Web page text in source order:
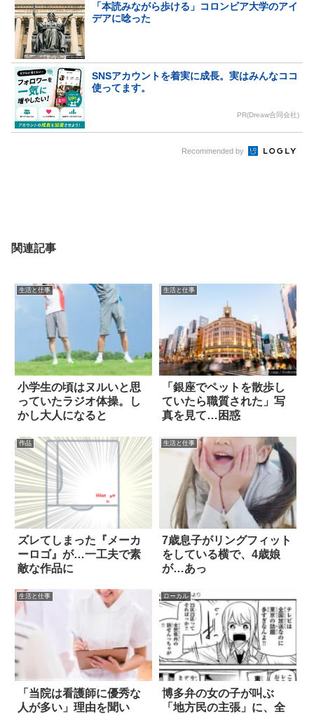
「本読みながら歩ける」コロンビア大学のアイ
デアに唸った
SNSアカウントを着実に成長。実はみんなココ
使ってます。
PR(Dreaw合同会社)
Recommended by
関連記事
生活と仕事
小学生の頃はヌルいと思
っていたラジオ体操。し
かし大人になると
生活と仕事
「銀座でペットを散歩し
ていたら職質された」写
真を見て…困惑
作品
ズレてしまった『メーカ
ーロゴ』が…一工夫で素
敵な作品に
生活と仕事
7歳息子がリングフィット
をしている横で、4歳娘
が…あっ
生活と仕事
「当院は看護師に優秀な
人が多い」理由を聞い
ローカル
博多弁の女の子が叫ぶ
「地方民の主張」に、全